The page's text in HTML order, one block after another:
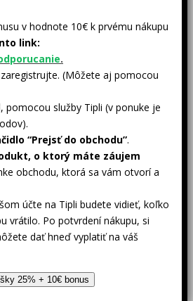
v hodnote 10€ k prvému nákupu
link:
.
(Môžete aj pomocou
pomocou služby Tipli (v ponuke je
“Prejsť do obchodu”.
o ktorý máte záujem
obchodu, ktorá sa vám otvorí a
účte na Tipli budete vidieť, koľko
vrátilo. Po potvrdení nákupu, si
dať hneď vyplatiť na váš
25% + 10€ bonus